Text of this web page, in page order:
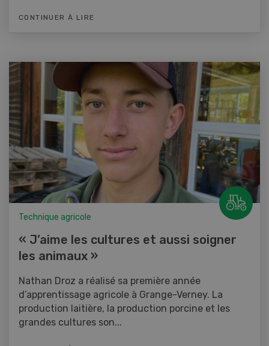
CONTINUER À LIRE
Technique agricole
« J’aime les cultures et aussi soigner
les animaux »
Nathan Droz a réalisé sa première année
d’apprentissage agricole à Grange-Verney. La
production laitière, la production porcine et les
grandes cultures son...